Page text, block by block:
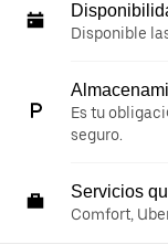
Disponible
Es tu
seguro.
Servicios
Comfort,